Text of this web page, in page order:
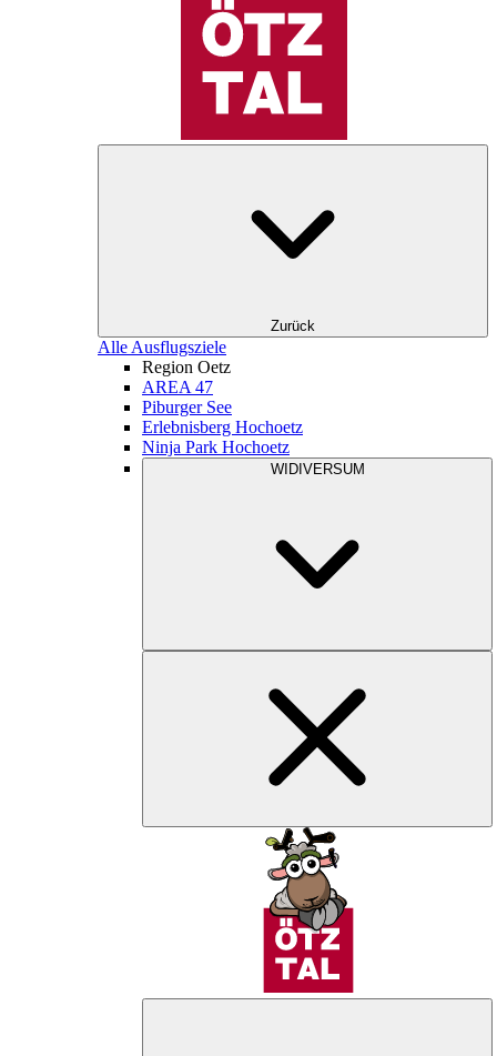
Zurück
Alle Ausflugsziele
Region Oetz
AREA 47
Piburger See
Erlebnisberg Hochoetz
Ninja Park Hochoetz
WIDIVERSUM